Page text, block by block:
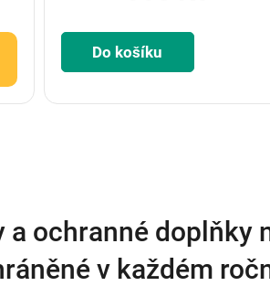
Do košíku
a
c
í
p
ochranné doplňky
v každém